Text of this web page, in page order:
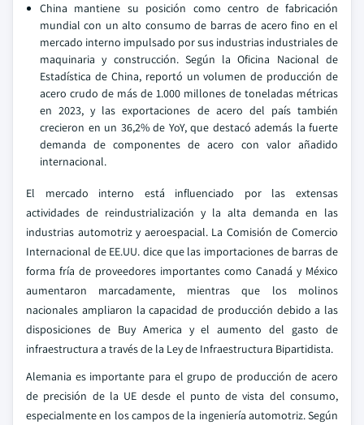
China mantiene su posición como centro de fabricación
mundial con un alto consumo de barras de acero fino en el
mercado interno impulsado por sus industrias industriales de
maquinaria y construcción. Según la Oficina Nacional de
Estadística de China, reportó un volumen de producción de
acero crudo de más de 1.000 millones de toneladas métricas
en 2023, y las exportaciones de acero del país también
crecieron en un 36,2% de YoY, que destacó además la fuerte
demanda de componentes de acero con valor añadido
internacional.
El mercado interno está influenciado por las extensas
actividades de reindustrialización y la alta demanda en las
industrias automotriz y aeroespacial. La Comisión de Comercio
Internacional de EE.UU. dice que las importaciones de barras de
forma fría de proveedores importantes como Canadá y México
aumentaron marcadamente, mientras que los molinos
nacionales ampliaron la capacidad de producción debido a las
disposiciones de Buy America y el aumento del gasto de
infraestructura a través de la Ley de Infraestructura Bipartidista.
Alemania es importante para el grupo de producción de acero
de precisión de la UE desde el punto de vista del consumo,
especialmente en los campos de la ingeniería automotriz. Según